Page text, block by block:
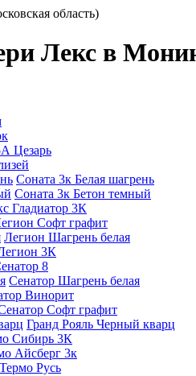
область)
Лекс в
Цезарь
Соната 3к Белая шагрень
Соната 3к Бетон темный
Гладиатор 3К
Софт графит
Легион Шагрень белая
3К
8
Сенатор Шагрень белая
Винорит
Софт графит
Гранд Рояль Черный кварц
Сибирь 3К
Айсберг 3к
Русь